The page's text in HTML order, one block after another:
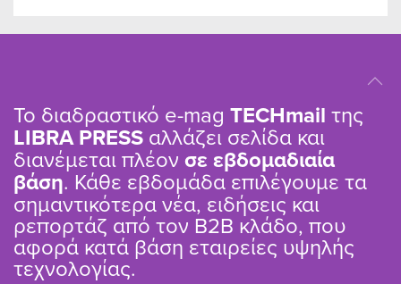
Το διαδραστικό e-mag TΕCHmail της
LIBRA PRESS αλλάζει σελίδα και
διανέμεται πλέον σε εβδομαδιαία
βάση. Κάθε εβδομάδα επιλέγουμε τα
σημαντικότερα νέα, ειδήσεις και
ρεπορτάζ από τον B2B κλάδο, που
αφορά κατά βάση εταιρείες υψηλής
τεχνολογίας.